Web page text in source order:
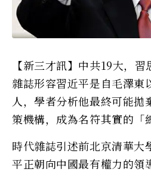
【新三才訊】中共19大，
雜誌形容習近平是自毛澤東
人，學者分析他最終可能拋
策機構，成為名符其實的「
時代雜誌引述前北京清華大
平正朝向中國最有權力的領